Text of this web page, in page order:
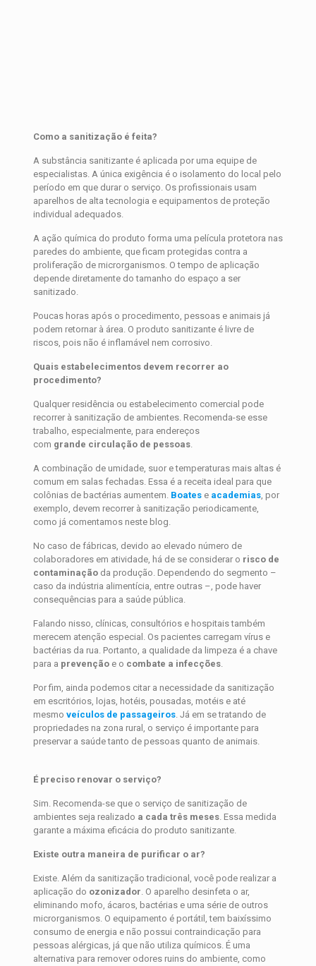
Como a sanitização é feita?
A substância sanitizante é aplicada por uma equipe de
especialistas. A única exigência é o isolamento do local pelo
período em que durar o serviço. Os profissionais usam
aparelhos de alta tecnologia e equipamentos de proteção
individual adequados.
A ação química do produto forma uma película protetora nas
paredes do ambiente, que ficam protegidas contra a
proliferação de microrganismos. O tempo de aplicação
depende diretamente do tamanho do espaço a ser
sanitizado.
Poucas horas após o procedimento, pessoas e animais já
podem retornar à área. O produto sanitizante é livre de
riscos, pois não é inflamável nem corrosivo.
Quais estabelecimentos devem recorrer ao
procedimento?
Qualquer residência ou estabelecimento comercial pode
recorrer à sanitização de ambientes. Recomenda-se esse
trabalho, especialmente, para endereços
com grande circulação de pessoas.
A combinação de umidade, suor e temperaturas mais altas é
comum em salas fechadas. Essa é a receita ideal para que
colônias de bactérias aumentem. Boatese academias, por
exemplo, devem recorrer à sanitização periodicamente,
como já comentamos neste blog.
No caso de fábricas, devido ao elevado número de
colaboradores em atividade, há de se considerar o risco de
contaminaçãoda produção. Dependendo do segmento –
caso da indústria alimentícia, entre outras –, pode haver
consequências para a saúde pública.
Falando nisso, clínicas, consultórios e hospitais também
merecem atenção especial. Os pacientes carregam vírus e
bactérias da rua. Portanto, a qualidade da limpeza é a chave
para a prevençãoe o combate a infecções.
Por fim, ainda podemos citar a necessidade da sanitização
em escritórios, lojas, hotéis, pousadas, motéis e até
mesmo veículos de passageiros. Já em se tratando de
propriedades na zona rural, o serviço é importante para
preservar a saúde tanto de pessoas quanto de animais.
É preciso renovar o serviço?
Sim. Recomenda-se que o serviço de sanitização de
ambientes seja realizado a cada três meses. Essa medida
garante a máxima eficácia do produto sanitizante.
Existe outra maneira de purificar o ar?
Existe. Além da sanitização tradicional, você pode realizar a
aplicação do ozonizador. O aparelho desinfeta o ar,
eliminando mofo, ácaros, bactérias e uma série de outros
microrganismos. O equipamento é portátil, tem baixíssimo
consumo de energia e não possui contraindicação para
pessoas alérgicas, já que não utiliza químicos. É uma
alternativa para remover odores ruins do ambiente, como